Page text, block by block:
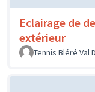
Eclairage de
extérieur
Tennis Bléré Val